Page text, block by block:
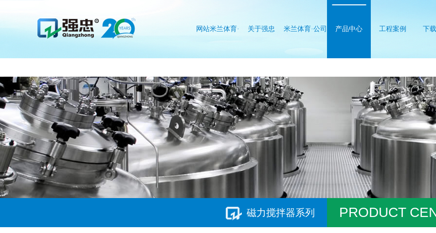
网站米兰体育·
公司网站登录
入口
关于强忠 米兰体育·公司
网站登录入口
产品中心 工程案例 下
磁力搅拌器系列 PRODUCT